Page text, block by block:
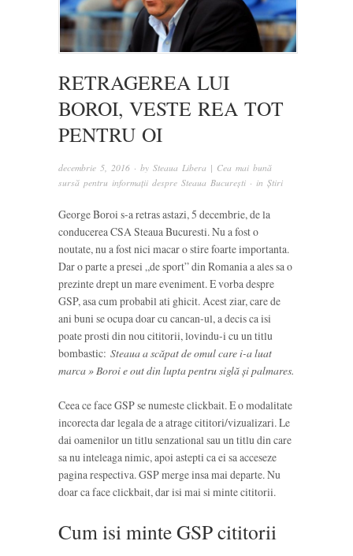
RETRAGEREA LUI
BOROI, VESTE REA TOT
PENTRU OI
decembrie 5, 2016 · by Steaua Libera | Cea mai bună
sursă pentru informații despre Steaua București · in Știri
George Boroi s-a retras astazi, 5 decembrie, de la
conducerea CSA Steaua Bucuresti. Nu a fost o
noutate, nu a fost nici macar o stire foarte importanta.
Dar o parte a presei „de sport” din Romania a ales sa o
prezinte drept un mare eveniment. E vorba despre
GSP, asa cum probabil ati ghicit. Acest ziar, care de
ani buni se ocupa doar cu cancan-ul, a decis ca isi
poate prosti din nou cititorii, lovindu-i cu un titlu
bombastic: Steaua a scăpat de omul care i-a luat
marca » Boroi e out din lupta pentru siglă și palmares.
Ceea ce face GSP se numeste clickbait. E o modalitate
incorecta dar legala de a atrage cititori/vizualizari. Le
dai oamenilor un titlu senzational sau un titlu din care
sa nu inteleaga nimic, apoi astepti ca ei sa acceseze
pagina respectiva. GSP merge insa mai departe. Nu
doar ca face clickbait, dar isi mai si minte cititorii.
Cum isi minte GSP cititorii